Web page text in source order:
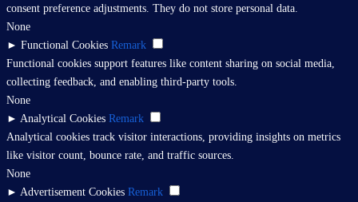
consent preference adjustments. They do not store personal data.
None
► Functional Cookies Remark
Functional cookies support features like content sharing on social media,
collecting feedback, and enabling third-party tools.
None
► Analytical Cookies Remark
Analytical cookies track visitor interactions, providing insights on metrics
like visitor count, bounce rate, and traffic sources.
None
► Advertisement Cookies Remark